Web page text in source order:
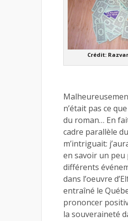
Crédit:
n’était pas ce
du roman… En
cadre parallèle
m’intriguait:
en savoir un peu
différents
dans l’oeuvre
entraîné le
prononcer
la souveraineté